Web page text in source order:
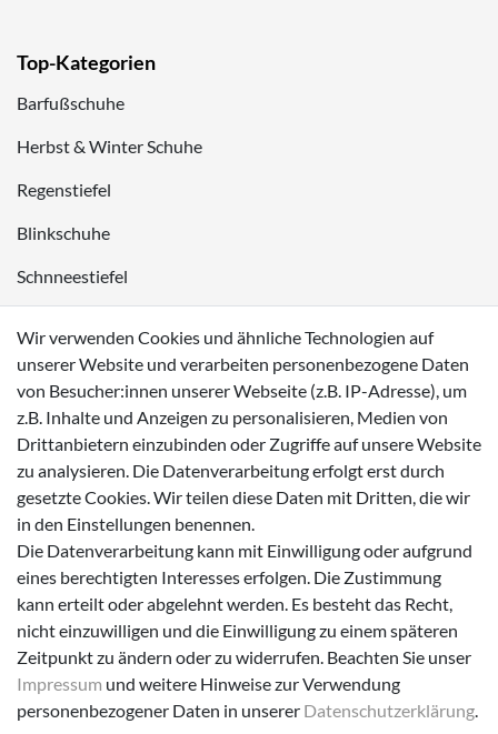
Top-Kategorien
Barfußschuhe
Herbst & Winter Schuhe
Regenstiefel
Blinkschuhe
Schnneestiefel
Sneaker
Zahlungsmöglichkeiten
Versanddienstleister
Wir verwenden Cookies und ähnliche Technologien auf
unserer Website und verarbeiten personenbezogene Daten
von Besucher:innen unserer Webseite (z.B. IP-Adresse), um
z.B. Inhalte und Anzeigen zu personalisieren, Medien von
Drittanbietern einzubinden oder Zugriffe auf unsere Website
zu analysieren. Die Datenverarbeitung erfolgt erst durch
gesetzte Cookies. Wir teilen diese Daten mit Dritten, die wir
in den Einstellungen benennen.
Die Datenverarbeitung kann mit Einwilligung oder aufgrund
eines berechtigten Interesses erfolgen. Die Zustimmung
kann erteilt oder abgelehnt werden. Es besteht das Recht,
nicht einzuwilligen und die Einwilligung zu einem späteren
Zeitpunkt zu ändern oder zu widerrufen. Beachten Sie unser
Impressum und weitere Hinweise zur Verwendung
personenbezogener Daten in unserer Daten­schutz­erklärung.